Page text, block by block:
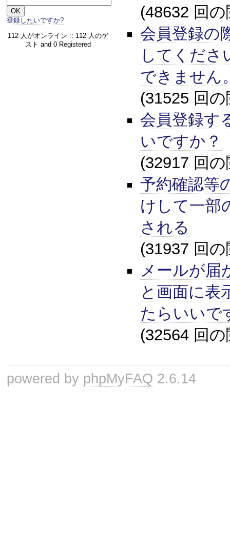
登録したいですか?
112 人がオンライン :: 112 人のゲ
スト and 0 Registered
(48632 回
会員登録の
してくださ
できません
(31525 回
会員登録す
いですか？
(32917 回
予約確認等
けして一部
される
(31937 回
メールが届
と画面に表
たらいいで
(32564 回
powered by phpMyFAQ 2.6.14